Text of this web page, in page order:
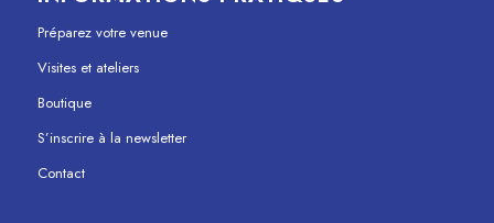
Préparez votre venue
Visites et ateliers
Boutique
S’inscrire à la newsletter
Contact